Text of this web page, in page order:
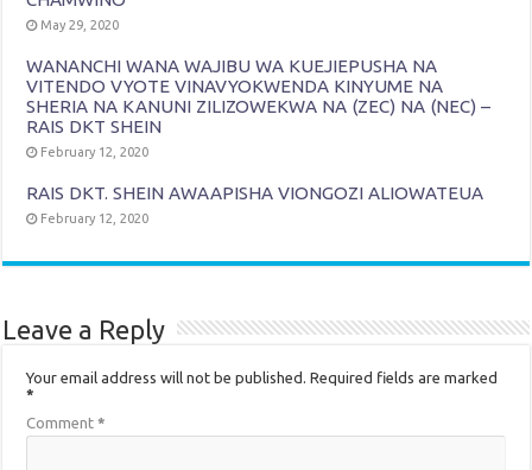
May 29, 2020
WANANCHI WANA WAJIBU WA KUEJIEPUSHA NA
VITENDO VYOTE VINAVYOKWENDA KINYUME NA
SHERIA NA KANUNI ZILIZOWEKWA NA (ZEC) NA (NEC) –
RAIS DKT SHEIN
February 12, 2020
RAIS DKT. SHEIN AWAAPISHA VIONGOZI ALIOWATEUA
February 12, 2020
Leave a Reply
Your email address will not be published. Required fields are marked
*
Comment*